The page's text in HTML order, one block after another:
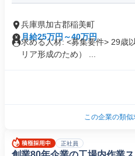
兵庫県加古郡稲美町
月給25万円～40万円
求める人材: <募集要件> 29歳
リア形成のため） ...
この企業の類
正社員